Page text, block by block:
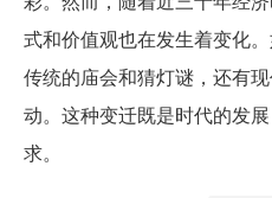
式和价值观也在发生着变化
传统的庙会和猜灯谜，还有
动。这种变迁既是时代的发
求。